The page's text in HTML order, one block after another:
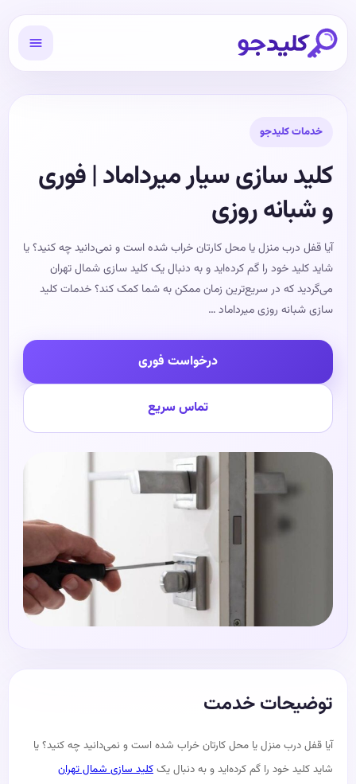
خدمات کلیدجو
کلید سازی سیار میرداماد | فوری
و شبانه روزی
آیا قفل درب منزل یا محل کارتان خراب شده است و نمی‌دانید چه کنید؟ یا
شاید کلید خود را گم کرده‌اید و به دنبال یک کلید سازی شمال تهران
می‌گردید که در سریع‌ترین زمان ممکن به شما کمک کند؟ خدمات کلید
سازی شبانه‌ روزی میرداماد …
درخواست فوری
تماس سریع
توضیحات خدمت
آیا قفل درب منزل یا محل کارتان خراب شده است و نمی‌دانید چه کنید؟ یا
شاید کلید خود را گم کرده‌اید و به دنبال یککلید سازی شمال تهران